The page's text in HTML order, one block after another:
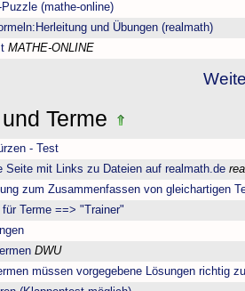
Puzzle (mathe-online)
und Übungen (realmath)
MATHE-ONLINE
Terme
- Test
Seite mit Links zu Dateien auf realmath.de
zum Zusammenfassen von gleichartigen
für Terme ==> "Trainer"
DWU
müssen vorgegebene Lösungen richtig